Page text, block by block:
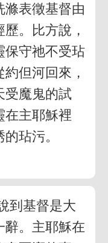
滌表徵基督由
。比方說，
保守祂不受玷
但河回來，
受魔鬼的試
在主耶穌裡
玷污。
到基督是大
辭。主耶穌在